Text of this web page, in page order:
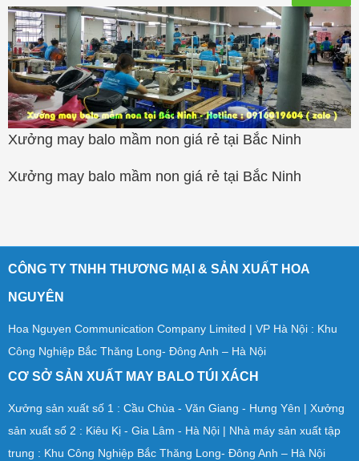
Xưởng may balo mầm non giá rẻ tại Bắc Ninh
Xưởng may balo mầm non giá rẻ tại Bắc Ninh
CÔNG TY TNHH THƯƠNG MẠI & SẢN XUẤT HOA
NGUYÊN
Hoa Nguyen Communication Company Limited | VP Hà Nội : Khu
Công Nghiệp Bắc Thăng Long- Đông Anh – Hà Nội
CƠ SỞ SẢN XUẤT MAY BALO TÚI XÁCH
Xưởng sản xuất số 1 : Cầu Chùa - Văn Giang - Hưng Yên | Xưởng
sản xuất số 2 : Kiêu Kị - Gia Lâm - Hà Nội | Nhà máy sản xuất tập
trung : Khu Công Nghiệp Bắc Thăng Long- Đông Anh – Hà Nội